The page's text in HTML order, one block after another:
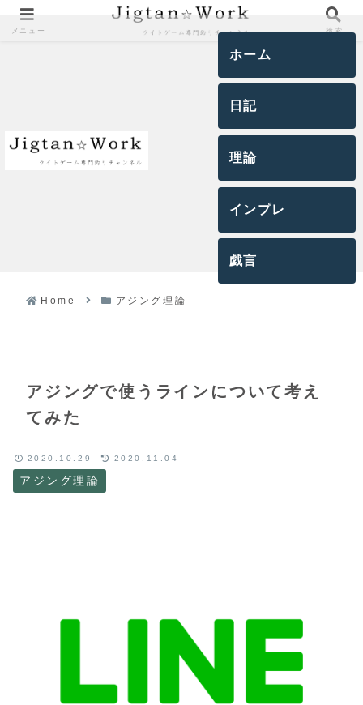
ホーム
日記
理論
インプレ
戯言
Home アジング理論
アジングで使うラインについて考え
てみた
アジング理論
2020.10.29 2020.11.04
メニュー 検索